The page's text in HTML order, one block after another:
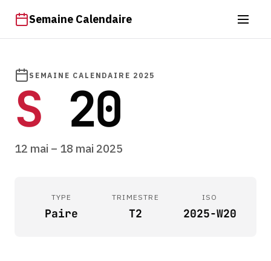
Semaine Calendaire
SEMAINE CALENDAIRE 2025
S20
12 mai – 18 mai 2025
TYPE
Paire
TRIMESTRE
T2
ISO
2025-W20